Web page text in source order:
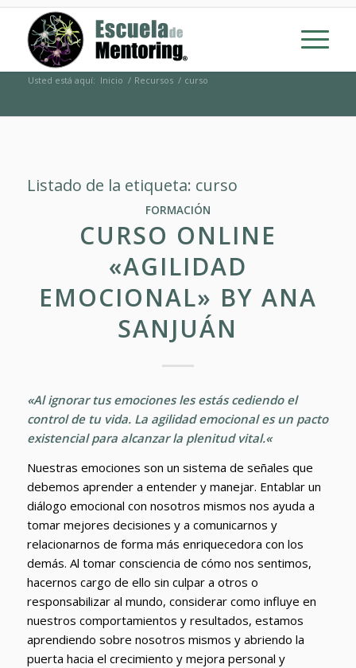
Usted está aquí: Inicio / Recursos / curso
Listado de la etiqueta: curso
FORMACIÓN
CURSO ONLINE
«AGILIDAD
EMOCIONAL» BY ANA
SANJUÁN
«Al ignorar tus emociones les estás cediendo el
control de tu vida. La agilidad emocional es un pacto
existencial para alcanzar la plenitud vital.«
Nuestras emociones son un sistema de señales que
debemos aprender a entender y manejar. Entablar un
diálogo emocional con nosotros mismos nos ayuda a
tomar mejores decisiones y a comunicarnos y
relacionarnos de forma más enriquecedora con los
demás. Al tomar consciencia de cómo nos sentimos,
hacernos cargo de ello sin culpar a otros o
responsabilizar al mundo, considerar como influye en
nuestros comportamientos y resultados, estamos
aprendiendo sobre nosotros mismos y abriendo la
puerta hacia el crecimiento y mejora personal y